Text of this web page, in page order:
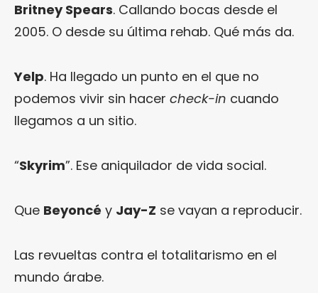
Britney Spears. Callando bocas desde el
2005. O desde su última rehab. Qué más da.
Yelp. Ha llegado un punto en el que no
podemos vivir sin hacer check-in cuando
llegamos a un sitio.
“Skyrim”. Ese aniquilador de vida social.
Que Beyoncé y Jay-Z se vayan a reproducir.
Las revueltas contra el totalitarismo en el
mundo árabe.